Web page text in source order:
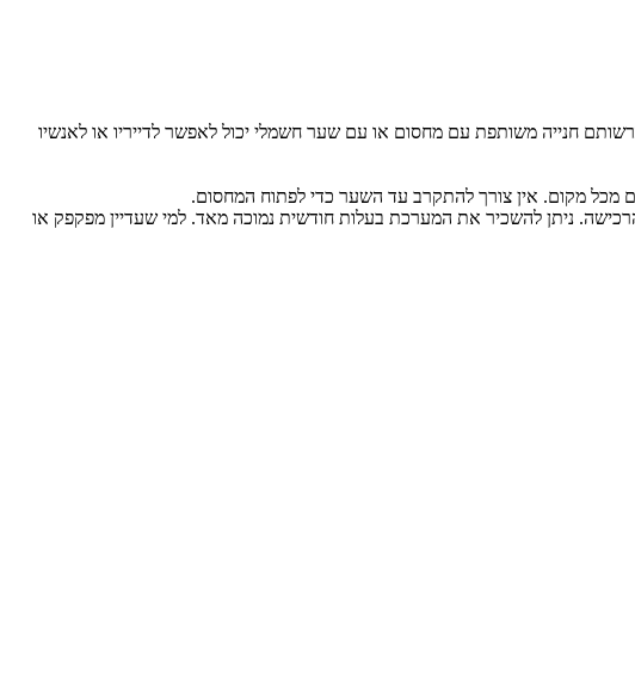
חנייה משותפת עם מחסום או עם שער חשמלי יכול לאפשר לדייריו או לאנשיו
מכל מקום. אין צורך להתקרב עד השער כדי לפתוח המחסום.
ניתן להשכיר את המערכת בעלות חודשית נמוכה מאד. למי שעדיין מפקפק או